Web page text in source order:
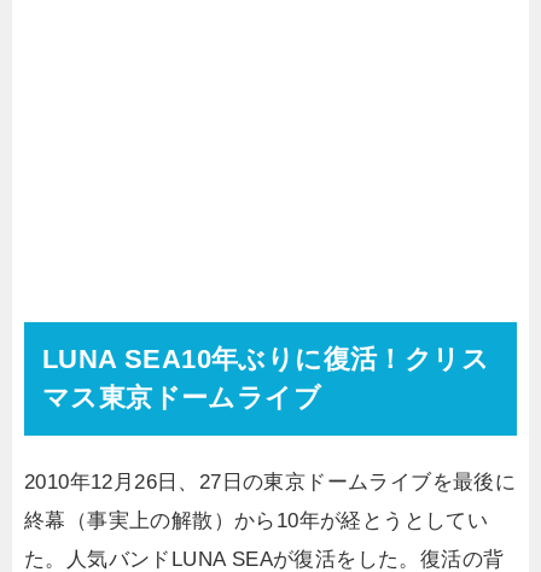
LUNA SEA10年ぶりに復活！クリス
マス東京ドームライブ
2010年12月26日、27日の東京ドームライブを最後に
終幕（事実上の解散）から10年が経とうとしてい
た。人気バンドLUNA SEAが復活をした。復活の背